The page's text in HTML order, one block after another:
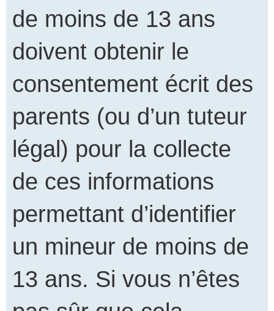
de moins de 13 ans
doivent obtenir le
consentement écrit des
parents (ou d’un tuteur
légal) pour la collecte
de ces informations
permettant d’identifier
un mineur de moins de
13 ans. Si vous n’êtes